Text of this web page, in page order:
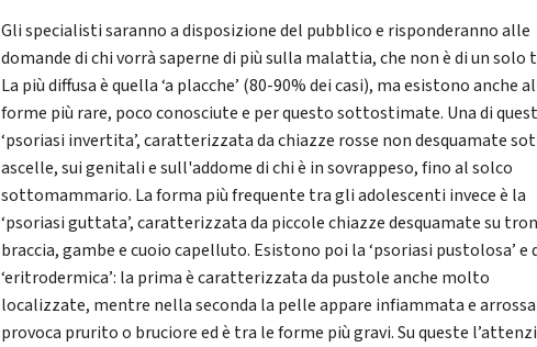
Gli specialisti saranno a disposizione del pubblico e risponderanno alle
domande di chi vorrà saperne di più sulla malattia, che non è di un solo
La più diffusa è quella ‘a placche’ (80-90% dei casi), ma esistono anche
forme più rare, poco conosciute e per questo sottostimate. Una di
‘psoriasi invertita’, caratterizzata da chiazze rosse non desquamate
ascelle, sui genitali e sull'addome di chi è in sovrappeso, fino al solco
sottomammario. La forma più frequente tra gli adolescenti invece è la
‘psoriasi guttata’, caratterizzata da piccole chiazze desquamate su
braccia, gambe e cuoio capelluto. Esistono poi la ‘psoriasi pustolosa’ e
‘eritrodermica’: la prima è caratterizzata da pustole anche molto
localizzate, mentre nella seconda la pelle appare infiammata e
provoca prurito o bruciore ed è tra le forme più gravi. Su queste